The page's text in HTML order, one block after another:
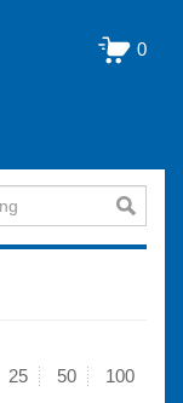
0
25 50 100